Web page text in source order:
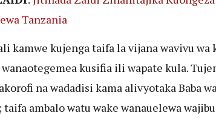
Tanzania
kamwe kujenga taifa la vijana wavivu
kusifia ili wapate kula.
na wadadisi kama alivyotaka Baba
ambalo watu wake wanauelewa